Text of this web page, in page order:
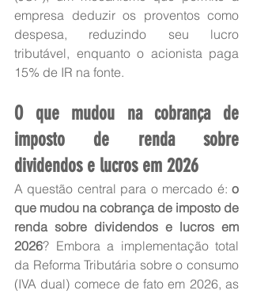
empresa deduzir os proventos como
despesa, reduzindo seu lucro
tributável, enquanto o acionista paga
15% de IR na fonte.
O que mudou na cobrança de
imposto de renda sobre
dividendos e lucros em 2026
A questão central para o mercado é: o
que mudou na cobrança de imposto de
renda sobre dividendos e lucros em
2026? Embora a implementação total
da Reforma Tributária sobre o consumo
(IVA dual) comece de fato em 2026, as